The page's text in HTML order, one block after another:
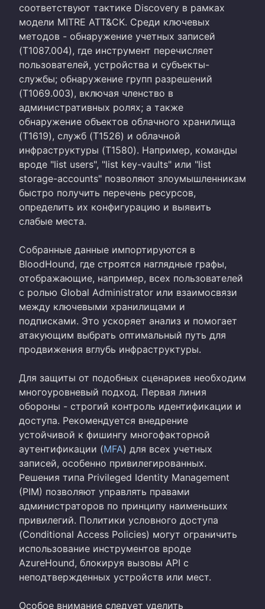
соответствуют тактике Discovery в рамках
модели MITRE ATT&CK. Среди ключевых
методов - обнаружение учетных записей
(T1087.004), где инструмент перечисляет
пользователей, устройства и субъекты-
службы; обнаружение групп разрешений
(T1069.003), включая членство в
административных ролях; а также
обнаружение объектов облачного хранилища
(T1619), служб (T1526) и облачной
инфраструктуры (T1580). Например, команды
вроде "list users", "list key-vaults" или "list
storage-accounts" позволяют злоумышленникам
быстро получить перечень ресурсов,
определить их конфигурацию и выявить
слабые места.
Собранные данные импортируются в
BloodHound, где строятся наглядные графы,
отображающие, например, всех пользователей
с ролью Global Administrator или взаимосвязи
между ключевыми хранилищами и
подписками. Это ускоряет анализ и помогает
атакующим выбрать оптимальный путь для
продвижения вглубь инфраструктуры.
Для защиты от подобных сценариев необходим
многоуровневый подход. Первая линия
обороны - строгий контроль идентификации и
доступа. Рекомендуется внедрение
устойчивой к фишингу многофакторной
аутентификации (MFA) для всех учетных
записей, особенно привилегированных.
Решения типа Privileged Identity Management
(PIM) позволяют управлять правами
администраторов по принципу наименьших
привилегий. Политики условного доступа
(Conditional Access Policies) могут ограничить
использование инструментов вроде
AzureHound, блокируя вызовы API с
неподтвержденных устройств или мест.
Особое внимание следует уделить